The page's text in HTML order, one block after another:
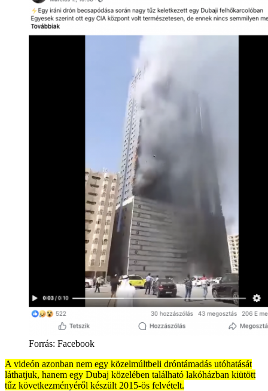
Forrás: Facebook
A videón azonban nem egy közelmúltbeli dróntámadás utóhatását
láthatjuk, hanem egy Dubaj közelében található lakóházban kiütött
tűz következményéről készült 2015-ös felvételt.